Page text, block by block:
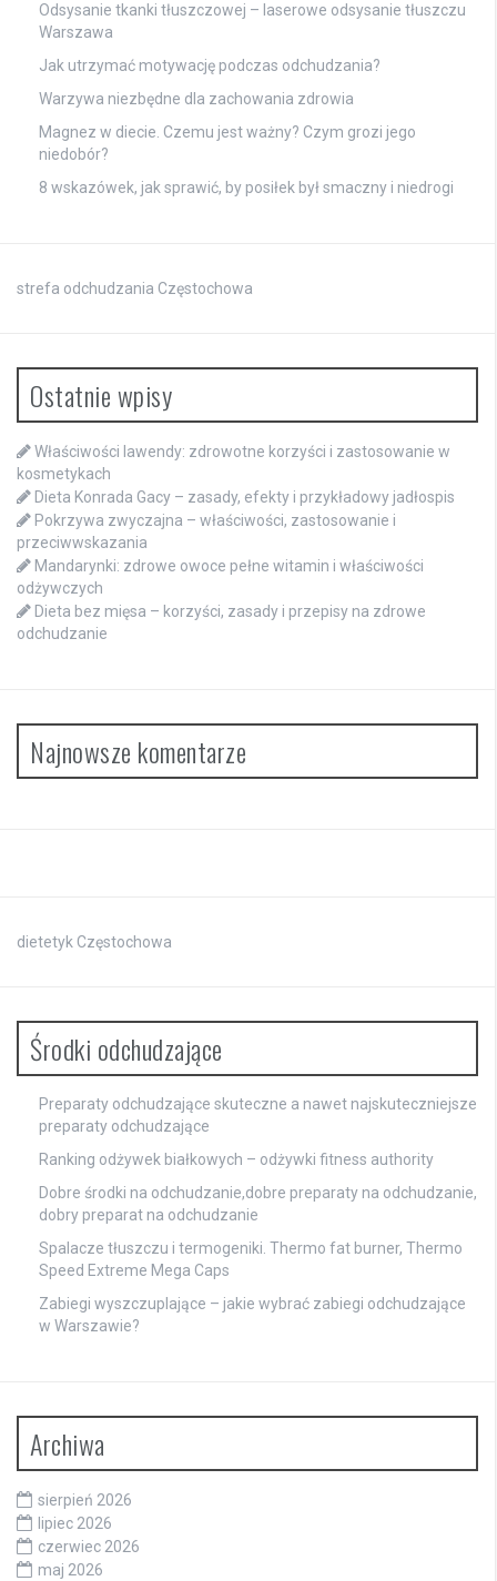
Odsysanie tkanki tłuszczowej – laserowe odsysanie tłuszczu
Warszawa
Jak utrzymać motywację podczas odchudzania?
Warzywa niezbędne dla zachowania zdrowia
Magnez w diecie. Czemu jest ważny? Czym grozi jego
niedobór?
8 wskazówek, jak sprawić, by posiłek był smaczny i niedrogi
strefa odchudzania Częstochowa
Ostatnie wpisy
Właściwości lawendy: zdrowotne korzyści i zastosowanie w
kosmetykach
Dieta Konrada Gacy – zasady, efekty i przykładowy jadłospis
Pokrzywa zwyczajna – właściwości, zastosowanie i
przeciwwskazania
Mandarynki: zdrowe owoce pełne witamin i właściwości
odżywczych
Dieta bez mięsa – korzyści, zasady i przepisy na zdrowe
odchudzanie
Najnowsze komentarze
dietetyk Częstochowa
Środki odchudzające
Preparaty odchudzające skuteczne a nawet najskuteczniejsze
preparaty odchudzające
Ranking odżywek białkowych – odżywki fitness authority
Dobre środki na odchudzanie,dobre preparaty na odchudzanie,
dobry preparat na odchudzanie
Spalacze tłuszczu i termogeniki. Thermo fat burner, Thermo
Speed Extreme Mega Caps
Zabiegi wyszczuplające – jakie wybrać zabiegi odchudzające
w Warszawie?
Archiwa
sierpień 2026
lipiec 2026
czerwiec 2026
maj 2026